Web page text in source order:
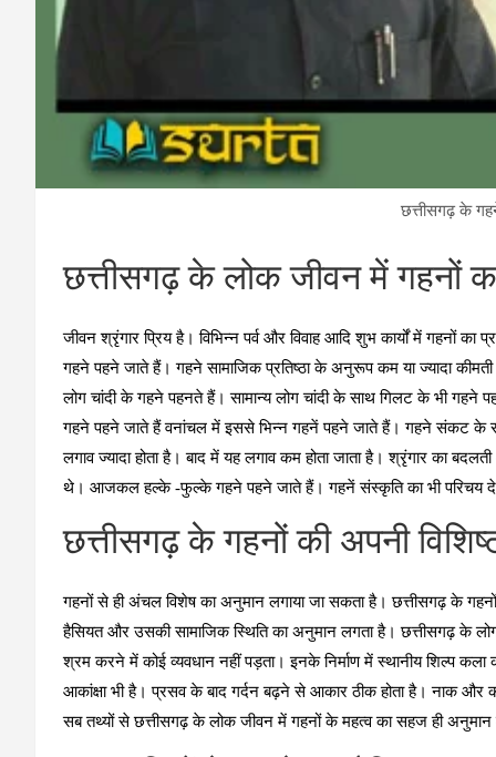
छत्तीसगढ़ के
छत्तीसगढ़ के लोक जीवन में गहनों
जीवन श्रृंगार प्रिय है। विभिन्न पर्व और विवाह आदि शुभ कार्यों में गहनों
गहने पहने जाते हैं। गहने सामाजिक प्रतिष्ठा के अनुरूप कम या ज्यादा
लोग चांदी के गहने पहनते हैं। सामान्य लोग चांदी के साथ गिलट के भी
गहने पहने जाते हैं वनांचल में इससे भिन्न गहनें पहने जाते हैं। गहने संकट के
लगाव ज्यादा होता है। बाद में यह लगाव कम होता जाता है। श्रृंगार का
थे। आजकल हल्के -फुल्के गहने पहने जाते हैं। गहनें संस्कृति का भी परिचय
छत्तीसगढ़ के गहनों की अपनी
गहनों से ही अंचल विशेष का अनुमान लगाया जा सकता है। छत्तीसगढ़ के
हैसियत और उसकी सामाजिक स्थिति का अनुमान लगता है। छत्तीसगढ़ के
श्रम करने में कोई व्यवधान नहीं पड़ता। इनके निर्माण में स्थानीय शिल्प
आकांक्षा भी है। प्रसव के बाद गर्दन बढ़ने से आकार ठीक होता है। नाक
सब तथ्यों से छत्तीसगढ़ के लोक जीवन में गहनों के महत्व का सहज ही अनुमान